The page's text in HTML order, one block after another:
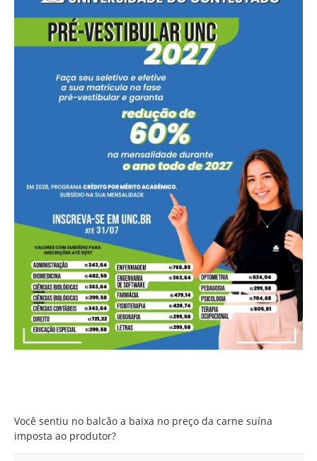
Você sentiu no balcão a baixa no preço da carne suína
imposta ao produtor?